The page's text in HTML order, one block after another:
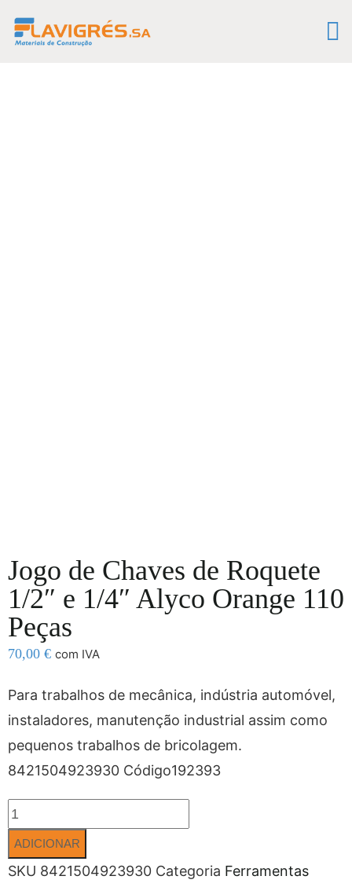
Jogo de Chaves de Roquete
1/2″ e 1/4″ Alyco Orange 110
Peças
70,00 € com IVA
Para trabalhos de mecânica, indústria automóvel,
instaladores, manutenção industrial assim como
pequenos trabalhos de bricolagem.
8421504923930 Código192393
ADICIONAR
SKU 8421504923930 Categoria Ferramentas